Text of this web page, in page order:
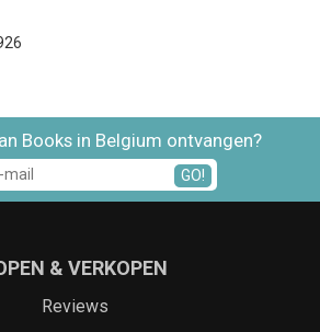
Books in Belgium ontvangen?
GO!
& VERKOPEN
Reviews